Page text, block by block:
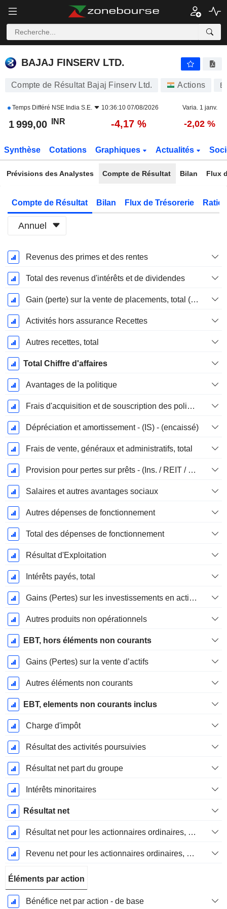
BAJAJ FINSERV LTD.
BAJAJ FINSERV LTD.
Compte de Résultat Bajaj Finserv Ltd. Actions
Temps Différé NSE India S.E. 10:36:10 07/08/2026 Varia. 1 janv.
1 999,00 INR -4,17 % -2,02 %
Synthèse Cotations Graphiques Actualités
Prévisions des Analystes Compte de Résultat Bilan Flux
Compte de Résultat Bilan Flux de Trésorerie
Annuel
Période
Fiscale:
Mars
Revenus des primes et des rentes
Total des revenus d'intérêts et de dividendes
Gain (perte) sur la vente de placements, total (Rev)
Activités hors assurance Recettes
Autres recettes, total
Total Chiffre d'affaires
Avantages de la politique
Frais d'acquisition et de souscription des polices, total
Dépréciation et amortissement - (IS) - (encaissé)
Frais de vente, généraux et administratifs, total
Provision pour pertes sur prêts - (Ins. / REIT / Utility Templates)
Salaires et autres avantages sociaux
Autres dépenses de fonctionnement
Total des dépenses de fonctionnement
Résultat d'Exploitation
Intérêts payés, total
Gains (Pertes) sur les investissements en actions
Autres produits non opérationnels
EBT, hors éléments non courants
Gains (Pertes) sur la vente d’actifs
Autres éléments non courants
EBT, elements non courants inclus
Charge d'impôt
Résultat des activités poursuivies
Résultat net part du groupe
Intérêts minoritaires
Résultat net
Résultat net pour les actionnaires ordinaires, éléments exceptionnels inclus.
Revenu net pour les actionnaires ordinaires, hors éléments exceptionnelsRésultat net pour les actionnaires ordinaires, éléments exceptionnels exclus.
Éléments par action
Bénéfice net par action - de base